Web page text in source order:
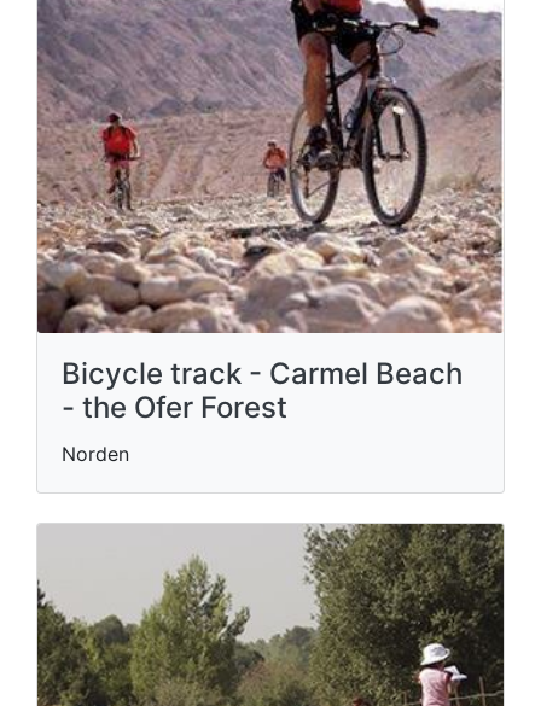
Bicycle track - Carmel Beach
- the Ofer Forest
Norden